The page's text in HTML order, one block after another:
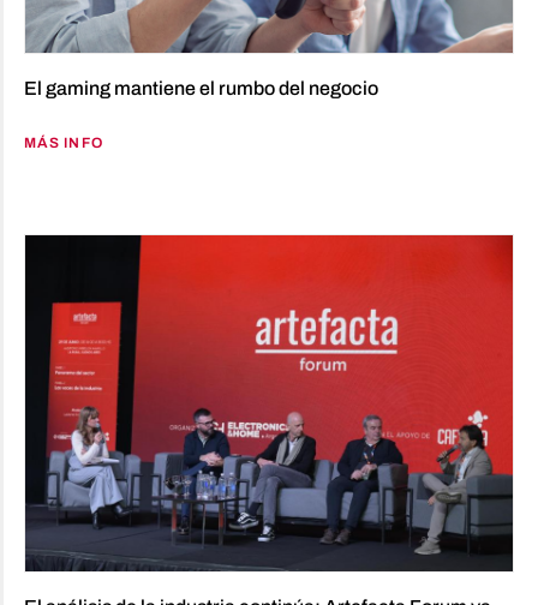
El gaming mantiene el rumbo del negocio
MÁS INFO